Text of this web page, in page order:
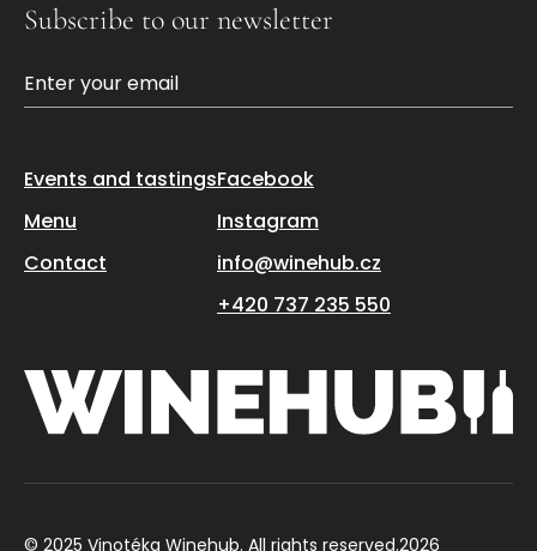
Subscribe to our newsletter
Events and tastings
Menu
Contact
Facebook
Instagram
info@winehub.cz
+420 737 235 550
© 2025 Vinotéka Winehub. All rights reserved.2026